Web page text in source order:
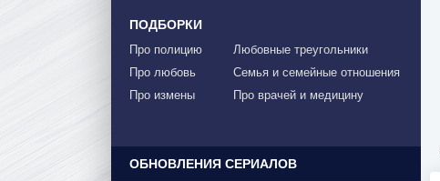
ПОДБОРКИ
Про полицию
Про любовь
Про измены
Любовные треугольники
Семья и семейные отношения
Про врачей и медицину
ОБНОВЛЕНИЯ СЕРИАЛОВ